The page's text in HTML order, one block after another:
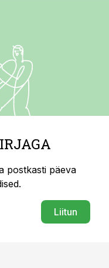
postkasti päeva
Liitun